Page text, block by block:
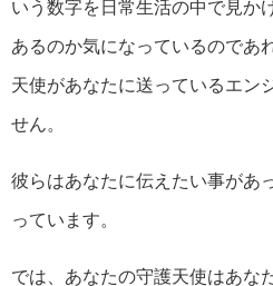
いう数字を日常生活の中で見か
あるのか気になっているのであ
天使があなたに送っているエン
せん。
彼らはあなたに伝えたい事があ
っています。
では、あなたの守護天使はあな